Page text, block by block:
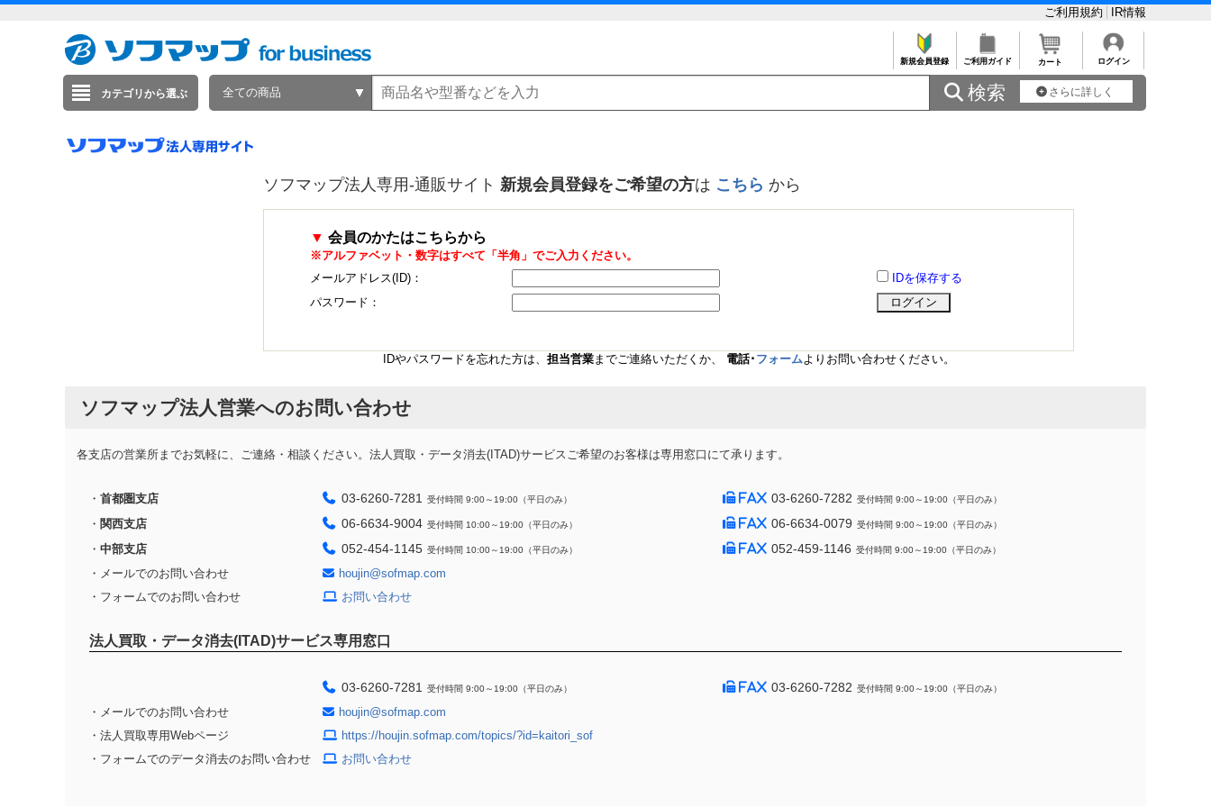
ご利用規約 IR情報
新規会員登録 ご利用ガイド カート ログイン
カテゴリから選ぶ 全ての商品  検索 さらに詳しく
ソフマップ法人専用-通販サイト 新規会員登録をご希望の方は こちら から
▼ 会員のかたはこちらから
※アルファベット・数字はすべて「半角」でご入力ください。
メールアドレス(ID)：
IDを保存する
パスワード：
IDやパスワードを忘れた方は、 担当営業までご連絡いただくか、 電話･ フォームよりお問い合わせください。
ソフマップ法人営業へのお問い合わせ
各支店の営業所までお気軽に、ご連絡・相談ください。法人買取・データ消去(ITAD)サービスご希望のお客様は専用窓口にて承ります。
・ 首都圏支店 03-6260-7281 受付時間 9:00～19:00（平日のみ） 03-6260-7282 受付時間 9:00～19:00（平日のみ）
・ 関西支店 06-6634-9004 受付時間 10:00～19:00（平日のみ） 06-6634-0079 受付時間 9:00～19:00（平日のみ）
・ 中部支店 052-454-1145 受付時間 10:00～19:00（平日のみ） 052-459-1146 受付時間 9:00～19:00（平日のみ）
・メールでのお問い合わせ
houjin@sofmap.com
・フォームでのお問い合わせ
お問い合わせ
法人買取・データ消去(ITAD)サービス専用窓口
03-6260-7281 受付時間 9:00～19:00（平日のみ） 03-6260-7282 受付時間 9:00～19:00（平日のみ）
・メールでのお問い合わせ
houjin@sofmap.com
・法人買取専用Webページ
https://houjin.sofmap.com/topics/?id=kaitori_sof
・フォームでのデータ消去のお問い合わせ
お問い合わせ